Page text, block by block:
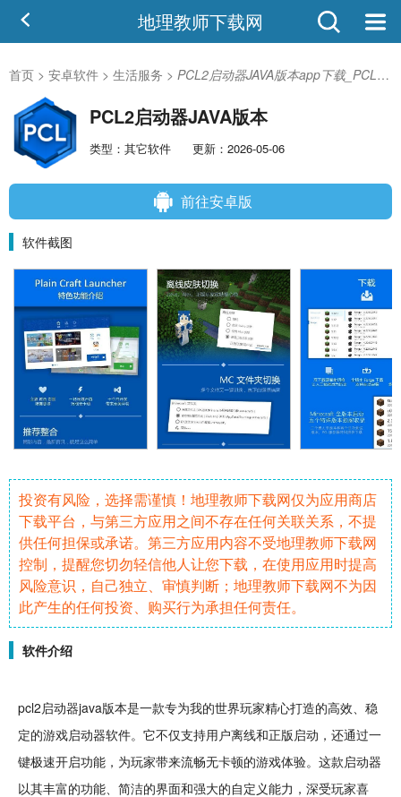
地理教师下载网
首页 > 安卓软件 > 生活服务 > PCL2启动器JAVA版本app下载_PCL2启动器JAVA版本V1.27安卓版
PCL2启动器JAVA版本
类型：其它软件 更新：2026-05-06
前往安卓版
软件截图
投资有风险，选择需谨慎！地理教师下载网仅为应用商店
下载平台，与第三方应用之间不存在任何关联关系，不提
供任何担保或承诺。第三方应用内容不受地理教师下载网
控制，提醒您切勿轻信他人让您下载，在使用应用时提高
风险意识，自己独立、审慎判断；地理教师下载网不为因
此产生的任何投资、购买行为承担任何责任。
软件介绍
pcl2启动器java版本是一款专为我的世界玩家精心打造的高效、稳
定的游戏启动器软件。它不仅支持用户离线和正版启动，还通过一
键极速开启功能，为玩家带来流畅无卡顿的游戏体验。这款启动器
以其丰富的功能、简洁的界面和强大的自定义能力，深受玩家喜